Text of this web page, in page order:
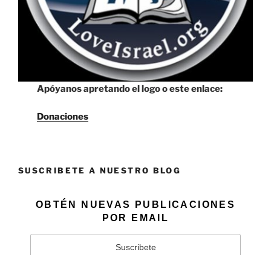
Apóyanos apretando el logo o este enlace:
Donaciones
SUSCRIBETE A NUESTRO BLOG
OBTÉN NUEVAS PUBLICACIONES
POR EMAIL